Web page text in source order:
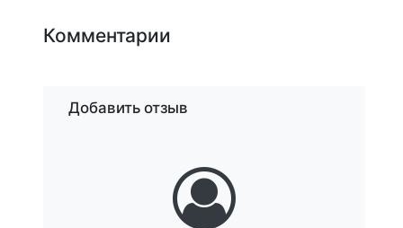
Комментарии
Добавить отзыв